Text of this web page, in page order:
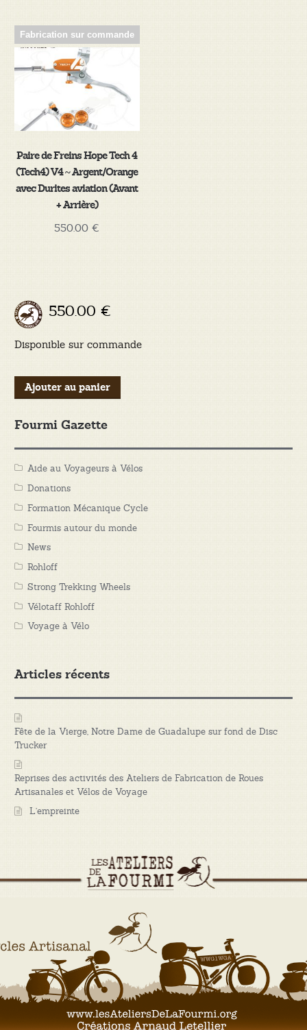
Fabrication sur commande
Paire de Freins Hope Tech 4
(Tech4) V4 ~ Argent/Orange
avec Durites aviation (Avant
+ Arrière)
550.00€
550.00 €
Disponible sur commande
quantité
de
de
Tech
4
(Tech4)
V4
~
avec
Durites
aviation
(Avant
Ajouter au panier
Fourmi Gazette
Aide au Voyageurs à Vélos
Donations
Formation Mécanique Cycle
Fourmis autour du monde
News
Rohloff
Strong Trekking Wheels
Vélotaff Rohloff
Voyage à Vélo
Articles récents
Fête de la Vierge, Notre Dame de Guadalupe sur fond de Disc
Trucker
Reprises des activités des Ateliers de Fabrication de Roues
Artisanales et Vélos de Voyage
L’empreinte